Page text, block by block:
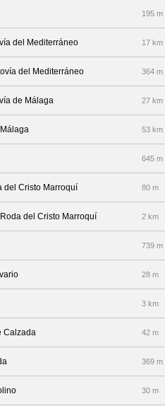
195 m
del Mediterráneo 17 km
del Mediterráneo 364 m
de Málaga 27 km
53 km
645 m
del Cristo Marroquí 80 m
del Cristo Marroquí 2 km
739 m
28 m
3 km
Calzada 42 m
369 m
30 m